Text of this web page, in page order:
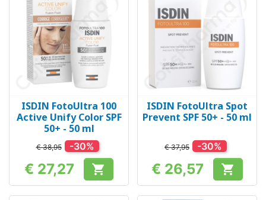
ISDIN FotoUltra 100
Active Unify Color SPF
50+ - 50 ml
€ 38,95 -30%
Prijs
€ 27,27 
ISDIN FotoUltra Spot
Prevent SPF 50+ - 50 ml
€ 37,95 -30%
Prijs
€ 26,57 